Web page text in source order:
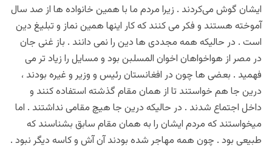
ایشان گوش می‌کردند . زیرا مردم ما با همین خانواده ها از صد سال
آموخته هستند و فکر می کنند که کار اینها همین نماز و تبلیغ دین
است . در حالیکه همه مجددی ها دین را نمی دانند . باز غنی جان
در مصر از هواخواهان اخوان المسلبن بود و مسایل را زیاد تر می
فهمید . بعضی ها چون در افغانستان رئیس و وزیر و غیره بودند ،
درین جا هم خواستند تا از همان مقام گذشته استفاده کنند و
داخل اجتماع شدند . در حالیکه درین جا هیچ مقامی نداشتند . ‌‌اما
میخواستند که مردم ایشان را به همان مقام سابق بشناسند که
طبیعی بود . چون همه مهاجر شده بودند آن آش و کاسه دیگر نبود .